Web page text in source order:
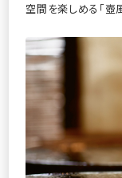
空間を楽しめる「壺